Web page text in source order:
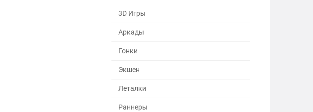
3D Игры
Аркады
Гонки
Экшен
Леталки
Раннеры